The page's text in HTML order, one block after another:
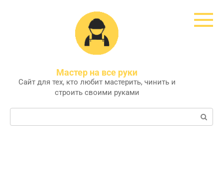
Мастер на все руки
Сайт для тех, кто любит мастерить, чинить и
строить своими руками
Поиск: